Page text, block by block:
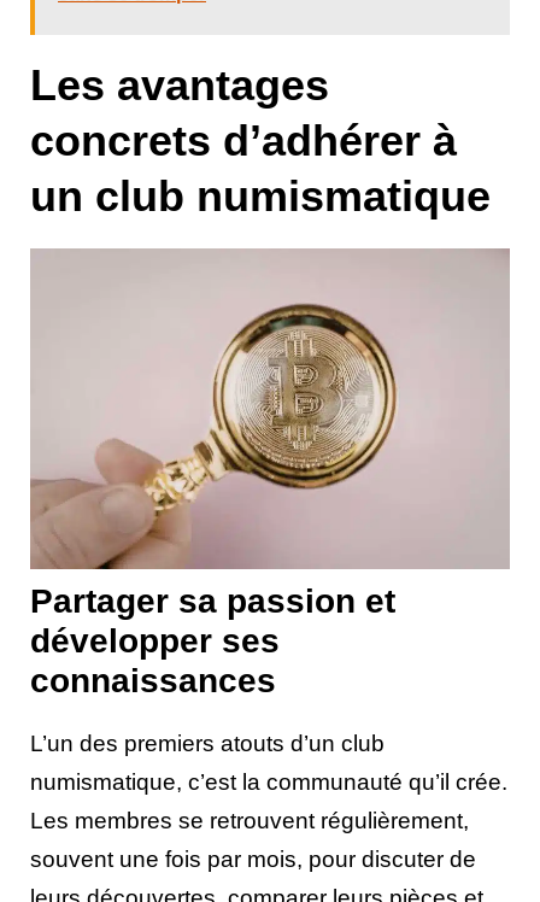
Les avantages
concrets d’adhérer à
un club numismatique
Partager sa passion et
développer ses
connaissances
L’un des premiers atouts d’un club
numismatique, c’est la communauté qu’il crée.
Les membres se retrouvent régulièrement,
souvent une fois par mois, pour discuter de